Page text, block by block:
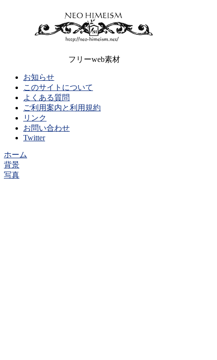
フリーweb素材
お知らせ
このサイトについて
よくある質問
ご利用案内と利用規約
リンク
お問い合わせ
Twitter
ホーム
背景
写真